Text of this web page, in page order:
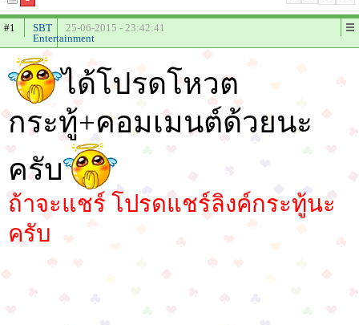
#1
SBT
Entertainment
25-06-2015 - 23:42:41
ได้โปรดโหวต
กระทู้+คอมเมนต์ด้วยนะ
ครับ
ถ้าจะแชร์ โปรดแชร์ลิงค์กระทู้นะ
ครับ